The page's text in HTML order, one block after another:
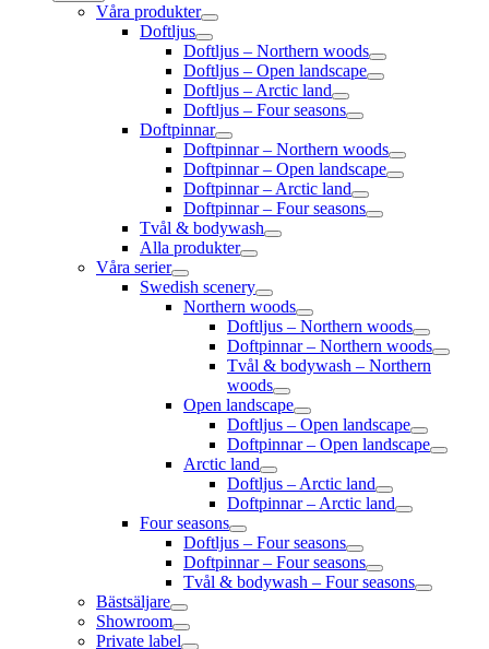
Våra produkter
Doftljus
Doftljus – Northern woods
Doftljus – Open landscape
Doftljus – Arctic land
Doftljus – Four seasons
Doftpinnar
Doftpinnar – Northern woods
Doftpinnar – Open landscape
Doftpinnar – Arctic land
Doftpinnar – Four seasons
Tvål & bodywash
Alla produkter
Våra serier
Swedish scenery
Northern woods
Doftljus – Northern woods
Doftpinnar – Northern woods
Tvål & bodywash – Northern
woods
Open landscape
Doftljus – Open landscape
Doftpinnar – Open landscape
Arctic land
Doftljus – Arctic land
Doftpinnar – Arctic land
Four seasons
Doftljus – Four seasons
Doftpinnar – Four seasons
Tvål & bodywash – Four seasons
Bästsäljare
Showroom
Private label